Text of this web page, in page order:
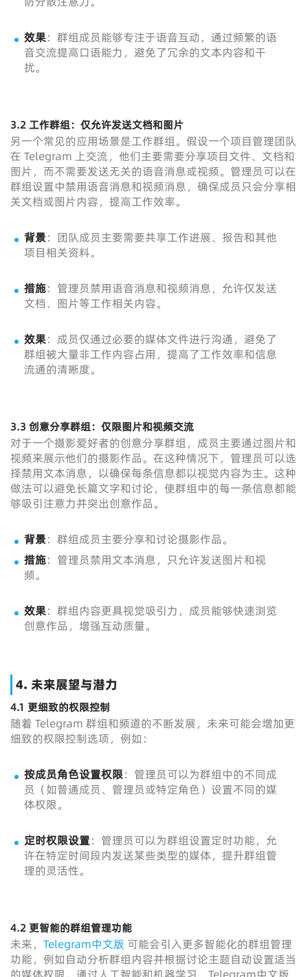
效果：群组成员能够专注于语音互动，通过频繁的语
音交流提高口语能力，避免了冗余的文本内容和干
扰。
3.2 工作群组：仅允许发送文档和图片
另一个常见的应用场景是工作群组。假设一个项目管理团队
在 Telegram 上交流，他们主要需要分享项目文件、文档和
图片，而不需要发送无关的语音消息或视频。管理员可以在
群组设置中禁用语音消息和视频消息，确保成员只会分享相
关文档或图片内容，提高工作效率。
背景：团队成员主要需要共享工作进展、报告和其他
项目相关资料。
措施：管理员禁用语音消息和视频消息，允许仅发送
文档、图片等工作相关内容。
效果：成员仅通过必要的媒体文件进行沟通，避免了
群组被大量非工作内容占用，提高了工作效率和信息
流通的清晰度。
3.3 创意分享群组：仅限图片和视频交流
对于一个摄影爱好者的创意分享群组，成员主要通过图片和
视频来展示他们的摄影作品。在这种情况下，管理员可以选
择禁用文本消息，以确保每条信息都以视觉内容为主。这种
做法可以避免长篇文字和讨论，使群组中的每一条信息都能
够吸引注意力并突出创意作品。
背景：群组成员主要分享和讨论摄影作品。
措施：管理员禁用文本消息，只允许发送图片和视
频。
效果：群组内容更具视觉吸引力，成员能够快速浏览
创意作品，增强互动质量。
4. 未来展望与潜力
4.1 更细致的权限控制
随着 Telegram 群组和频道的不断发展，未来可能会增加更
细致的权限控制选项，例如：
按成员角色设置权限：管理员可以为群组中的不同成
员（如普通成员、管理员或特定角色）设置不同的媒
体权限。
定时权限设置：管理员可以为群组设置定时功能，允
许在特定时间段内发送某些类型的媒体，提升群组管
理的灵活性。
4.2 更智能的群组管理功能
未来， Telegram中文版 可能会引入更多智能化的群组管理
功能，例如自动分析群组内容并根据讨论主题自动设置适当